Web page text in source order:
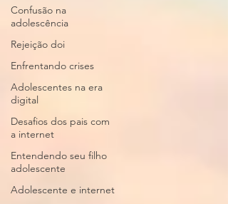
Confusão na
adolescência
Rejeição doi
Enfrentando crises
Adolescentes na era
digital
Desafios dos pais com
a internet
Entendendo seu filho
adolescente
Adolescente e internet